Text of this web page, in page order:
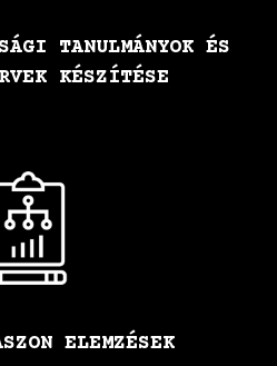
TANULMÁNYOK ÉS
KÉSZÍTÉSE
ELEMZÉSEK